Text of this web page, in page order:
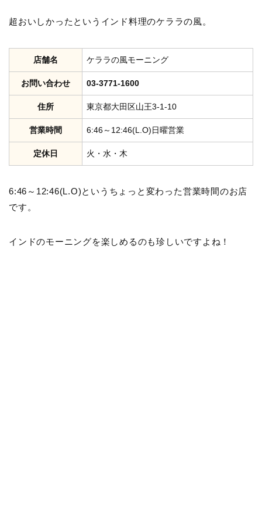
超おいしかったというインド料理のケララの風。
店舗名 ケララの風モーニング
お問い合わせ 03-3771-1600
住所 東京都大田区山王3-1-10
営業時間 6:46～12:46(L.O)日曜営業
定休日 火・水・木
6:46～12:46(L.O)というちょっと変わった営業時間のお店
です。
インドのモーニングを楽しめるのも珍しいですよね！